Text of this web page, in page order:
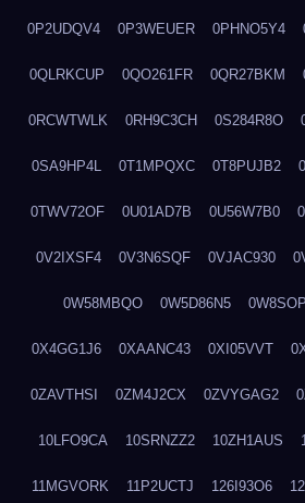
0P2UDQV4 0P3WEUER 0PHNO5Y4
0QLRKCUP 0QO261FR 0QR27BKM
0RCWTWLK 0RH9C3CH 0S284R8O
0SA9HP4L 0T1MPQXC 0T8PUJB2
0TWV72OF 0U01AD7B 0U56W7B0
0V2IXSF4 0V3N6SQF 0VJAC930
0W58MBQO 0W5D86N5
0X4GG1J6 0XAANC43 0XI05VVT
0ZAVTHSI 0ZM4J2CX 0ZVYGAG2
10LFO9CA 10SRNZZ2 10ZH1AUS
11MGVORK 11P2UCTJ 126I93O6